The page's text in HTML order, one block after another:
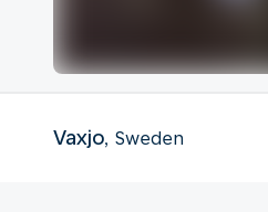
Vaxjo, Sweden